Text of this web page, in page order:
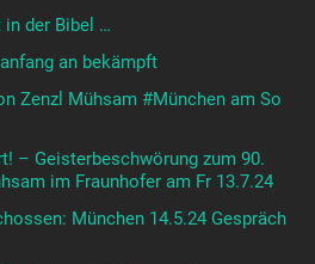
der Bibel …
an bekämpft
Zenzl Mühsam #München am So
– Geisterbeschwörung zum 90.
im Fraunhofer am Fr 13.7.24
München 14.5.24 Gespräch